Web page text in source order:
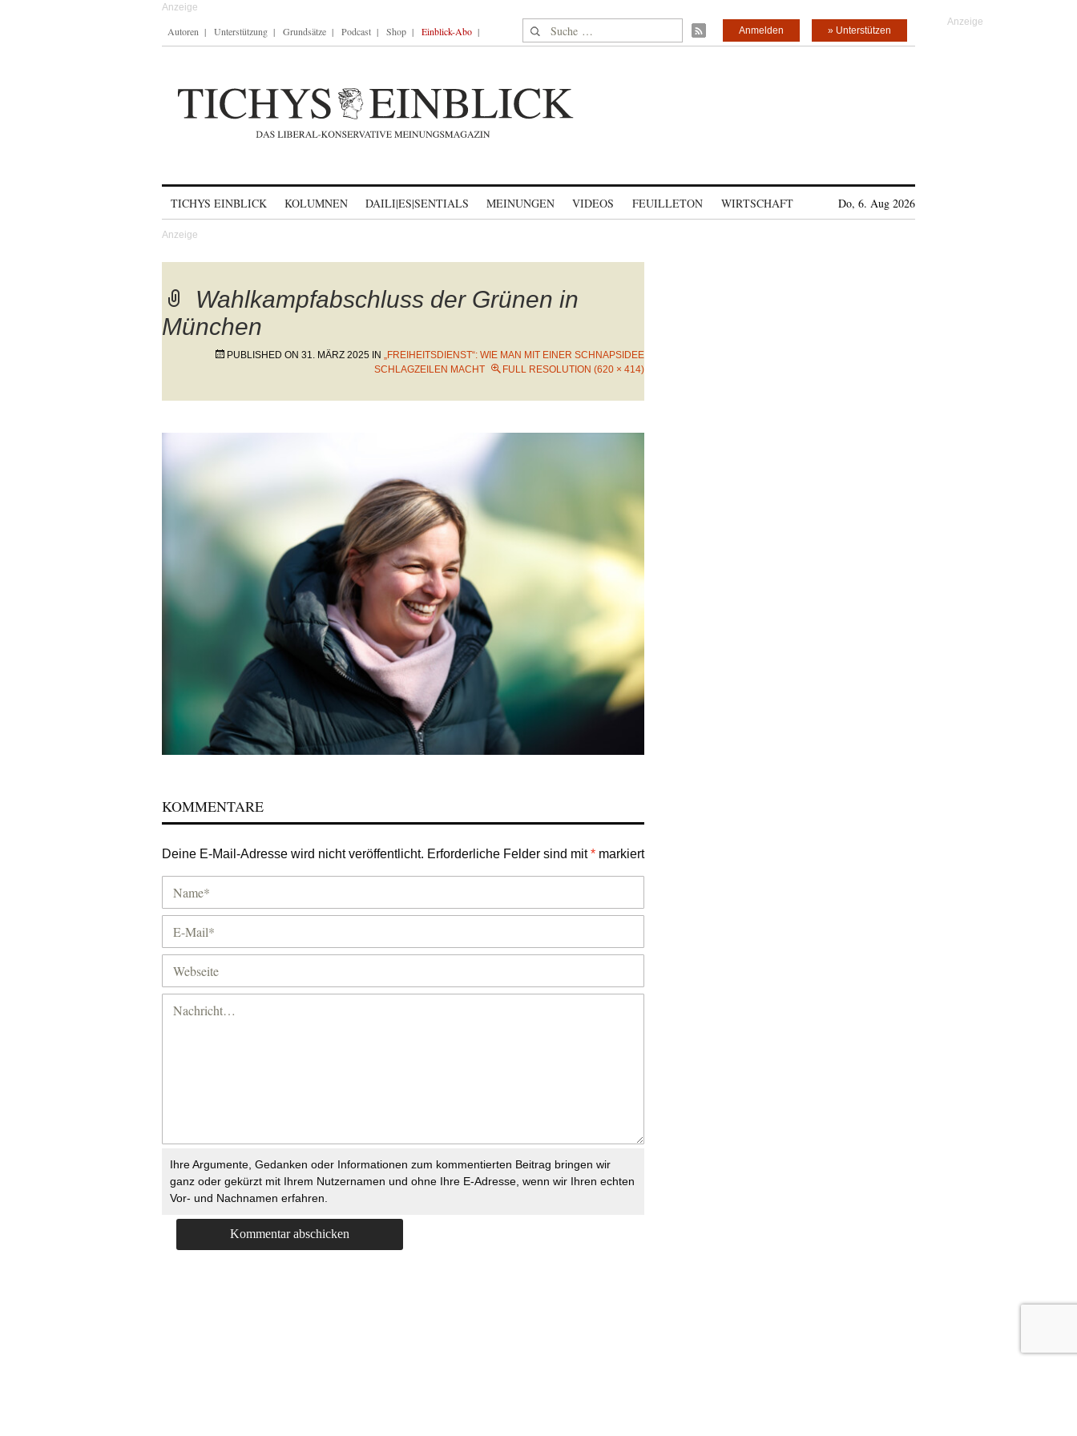
Autoren Unterstützung Grundsätze Podcast Shop Einblick-Abo Suche nach: » Unterstützen
Anmelden
TICHYS EINBLICK KOLUMNEN DAILI|ES|SENTIALS MEINUNGEN VIDEOS FEUILLETON WIRTSCHAFT Do, 6. Aug 2026
Wahlkampfabschluss der Grünen in
München
PUBLISHED ON 31. MÄRZ 2025 IN „FREIHEITSDIENST“: WIE MAN MIT EINER SCHNAPSIDEE
SCHLAGZEILEN MACHT
FULL RESOLUTION (620 × 414)
KOMMENTARE
Deine E-Mail-Adresse wird nicht veröffentlicht. Erforderliche Felder sind mit* markiert
Ihre Argumente, Gedanken oder Informationen zum kommentierten Beitrag bringen wir
ganz oder gekürzt mit Ihrem Nutzernamen und ohne Ihre E-Adresse, wenn wir Ihren echten
Vor- und Nachnamen erfahren.